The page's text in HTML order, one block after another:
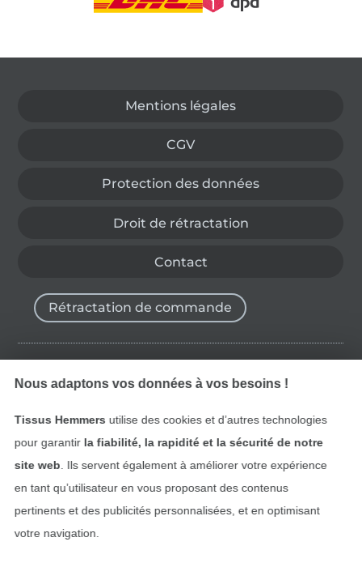
Mentions légales
CGV
Protection des données
Droit de rétractation
Contact
Rétractation de commande
Trouvez plus d’idées
Nous adaptons vos données à vos besoins !
Tissus Hemmers utilise des cookies et d’autres technologies
pour garantir la fiabilité, la rapidité et la sécurité de notre
site web . Ils servent également à améliorer votre expérience
en tant qu’utilisateur en vous proposant des contenus
pertinents et des publicités personnalisées, et en optimisant
votre navigation.